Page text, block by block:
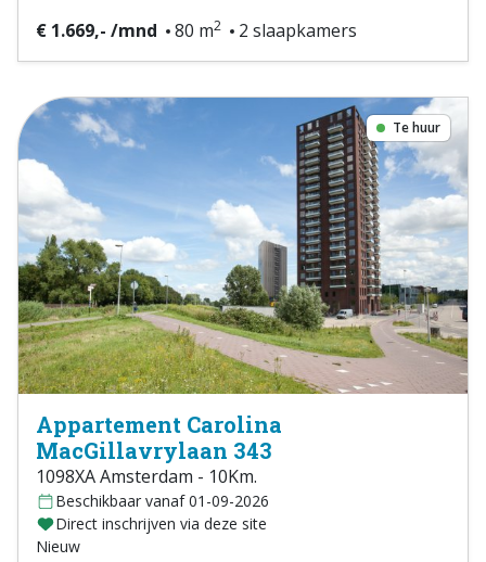
€ 1.669,- /mnd 80 m2 2 slaapkamers
Te huur
Appartement Carolina
MacGillavrylaan 343
1098XA Amsterdam - 10Km.
Beschikbaar vanaf 01-09-2026
Direct inschrijven via deze site
Nieuw